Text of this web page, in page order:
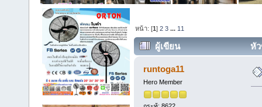
หน้า: [1]2 3 ... 11
ผู้เขียน หั
runtoga11
Hero Member
กระทู้: 8622